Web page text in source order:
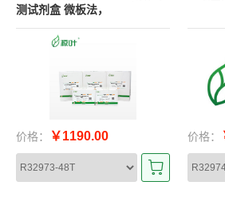
测试剂盒 微板法，
价格： ￥1190.00 价格：